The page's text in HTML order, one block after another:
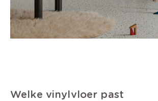
Welke vinylvloer past